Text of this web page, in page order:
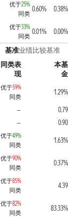
优于25%
同类
0.60% 0.38%
优于33%
同类
0.01% 0.00%
基准业绩比较基准
同类表
现
本基
金
优于59%
同类
1.29%
—
0.79
—
0.90
优于49%
同类
1.63%
优于90%
同类
0.37%
优于85%
同类
4.39
优于82%
同类
83.33%